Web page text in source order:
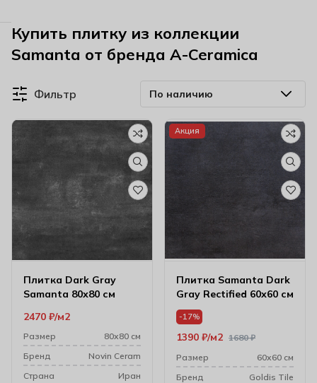
Купить плитку из коллекции
Samanta от бренда A-Ceramica
Фильтр
Плитка Dark Gray
Samanta 80х80 см
2470 ₽ м2
Размер
80х80 см
Бренд
Novin Ceram
Cтрана
Иран
Акция
Плитка Samanta Dark
Gray Rectified 60х60 см
-17%
1680₽
1390 ₽ м2
Размер
60х60 см
Бренд
Goldis Tile